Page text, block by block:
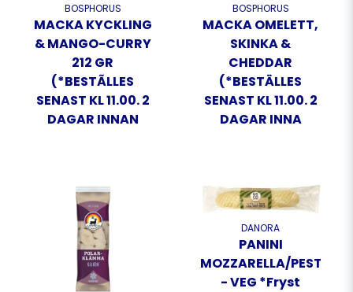
BOSPHORUS
MACKA KYCKLING
& MANGO-CURRY
212 GR
(*BESTÃLLES
SENAST KL 11.00. 2
DAGAR INNAN
BOSPHORUS
MACKA OMELETT,
SKINKA &
CHEDDAR
(*BESTÄLLES
SENAST KL 11.00. 2
DAGAR INNA
DANORA
PANINI
MOZZARELLA/PESTO/
- VEG *Fryst